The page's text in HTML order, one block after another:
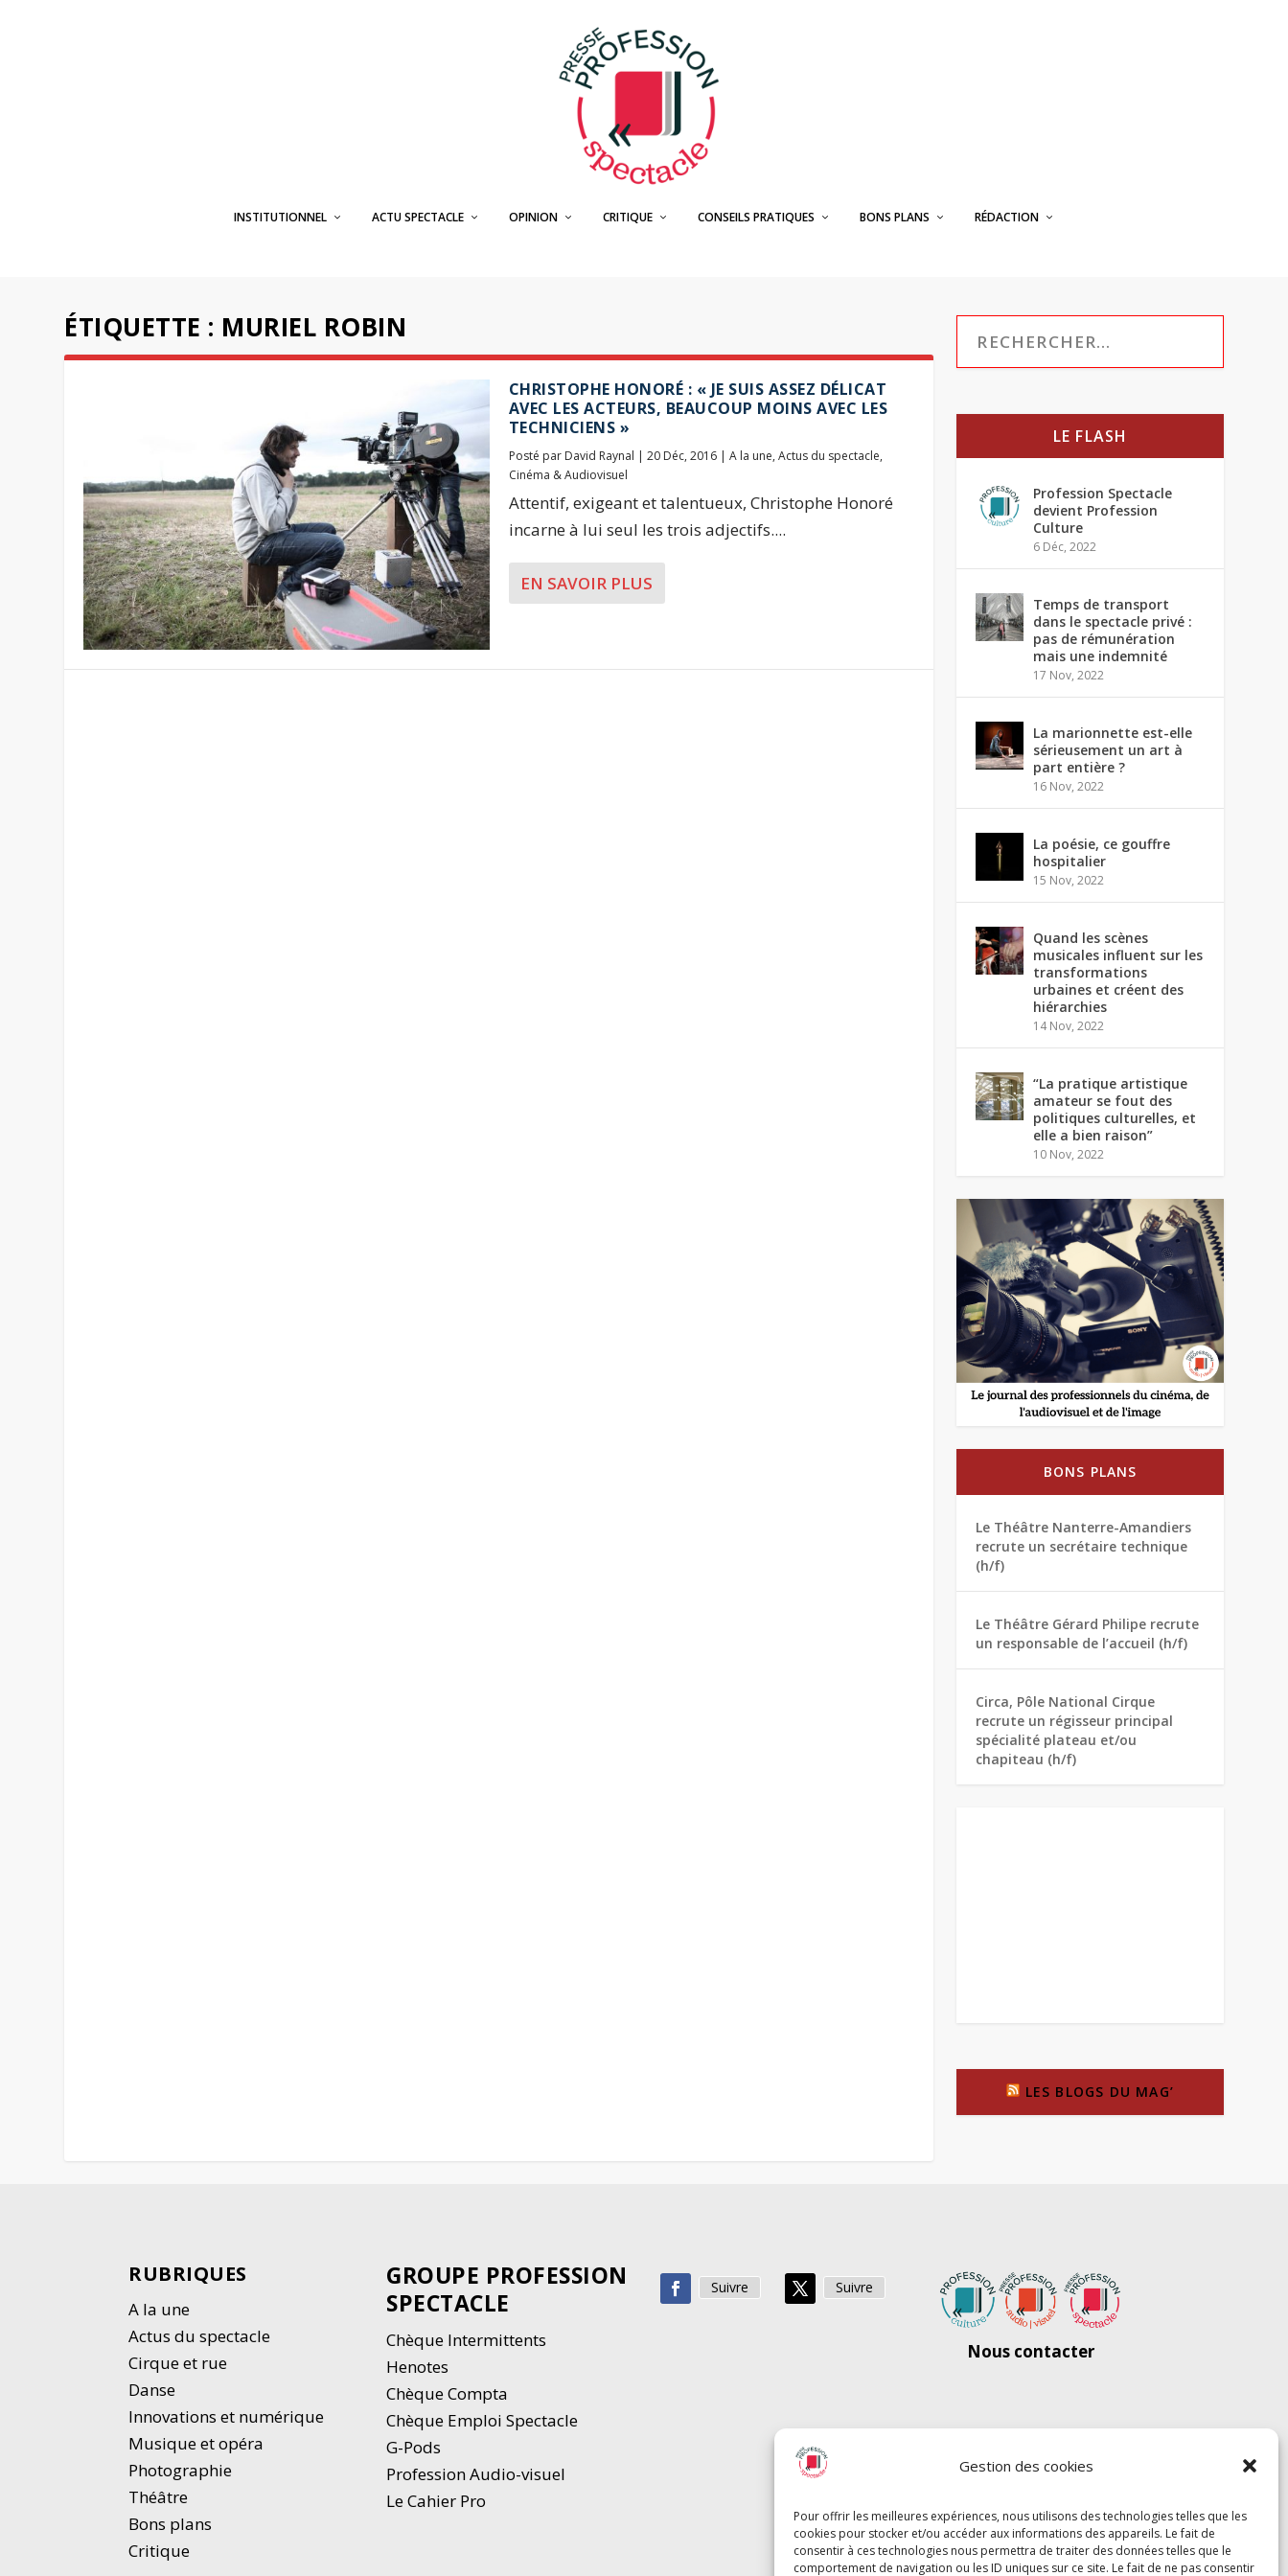
Gestion des cookies
Pour offrir les meilleures expériences, nous utilisons des technologies telles que les
cookies pour stocker et/ou accéder aux informations des appareils. Le fait de
consentir à ces technologies nous permettra de traiter des données telles que le
comportement de navigation ou les ID uniques sur ce site. Le fait de ne pas consentir
INSTITUTIONNEL ACTU SPECTACLE OPINION CRITIQUE CONSEILS PRATIQUES BONS PLANS RÉDACTION
ÉTIQUETTE : MURIEL ROBIN
CHRISTOPHE HONORÉ : « JE SUIS ASSEZ DÉLICAT
AVEC LES ACTEURS, BEAUCOUP MOINS AVEC LES
TECHNICIENS »
Posté par David Raynal | 20 Déc, 2016| A la une, Actus du spectacle,
Cinéma & Audiovisuel
Attentif, exigeant et talentueux, Christophe Honoré
incarne à lui seul les trois adjectifs....
EN SAVOIR PLUS
LE FLASH
Profession Spectacle
devient Profession
Culture
6 Déc, 2022
Temps de transport
dans le spectacle privé :
pas de rémunération
mais une indemnité
17 Nov, 2022
La marionnette est-elle
sérieusement un art à
part entière ?
16 Nov, 2022
La poésie, ce gouffre
hospitalier
15 Nov, 2022
Quand les scènes
musicales influent sur les
transformations
urbaines et créent des
hiérarchies
14 Nov, 2022
“La pratique artistique
amateur se fout des
politiques culturelles, et
elle a bien raison”
10 Nov, 2022
BONS PLANS
Le Théâtre Nanterre-Amandiers
recrute un secrétaire technique
(h/f)
Le Théâtre Gérard Philipe recrute
un responsable de l’accueil (h/f)
Circa, Pôle National Cirque
recrute un régisseur principal
spécialité plateau et/ou
chapiteau (h/f)
LES BLOGS DU MAG’
RUBRIQUES
A la une
Actus du spectacle
Cirque et rue
Danse
Innovations et numérique
Musique et opéra
Photographie
Théâtre
Bons plans
Critique
GROUPE PROFESSION
SPECTACLE
Chèque Intermittents
Henotes
Chèque Compta
Chèque Emploi Spectacle
G-Pods
Profession Audio-visuel
Le Cahier Pro
Suivre Suivre
Nous contacter